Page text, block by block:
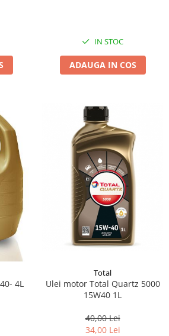
IN STOC
ADAUGA IN COS
4L
Total
Ulei motor Total Quartz 5000
15W40 1L
40,00 Lei
34,00 Lei